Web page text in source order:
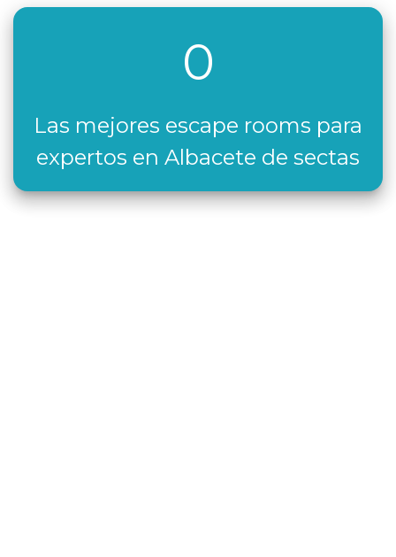
0
Las mejores escape rooms para
expertos en Albacete de sectas